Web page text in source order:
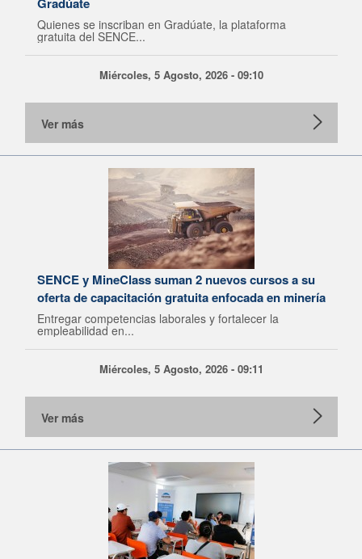
Quienes se inscriban en Gradúate, la plataforma
gratuita del SENCE...
Miércoles, 5 Agosto, 2026 - 09:10
Ver más
SENCE y MineClass suman 2 nuevos cursos a su
oferta de capacitación gratuita enfocada en minería
Entregar competencias laborales y fortalecer la
empleabilidad en...
Miércoles, 5 Agosto, 2026 - 09:11
Ver más